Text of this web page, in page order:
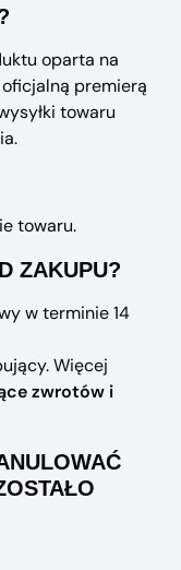
oparta na
premierą
towaru
towaru.
ZAKUPU?
w terminie 14
Więcej
zwrotów i